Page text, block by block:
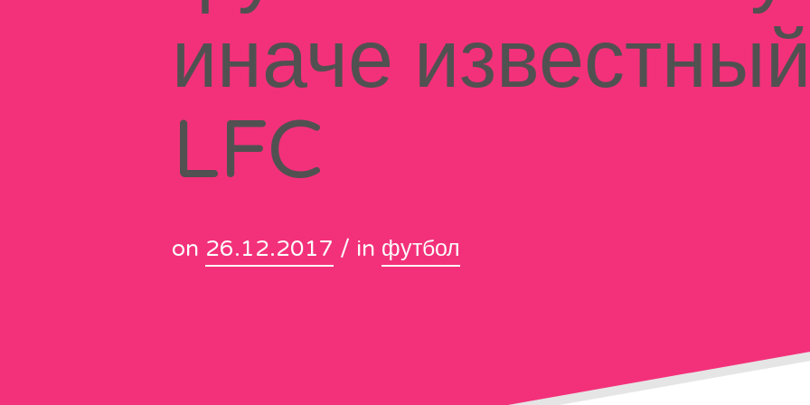
иначе
LFC
on 26.12.2017 / in футбол